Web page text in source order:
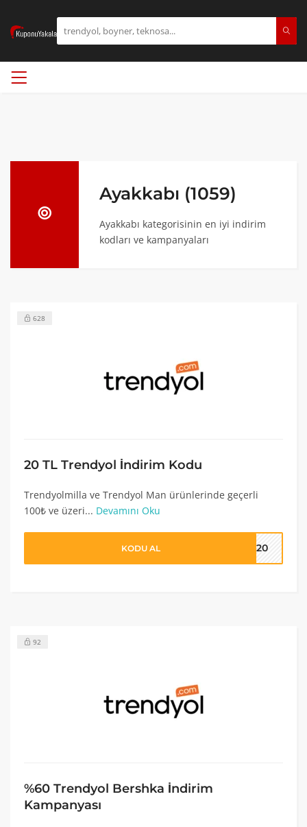
Ayakkabı (1059)
Ayakkabı kategorisinin en iyi indirim
kodları ve kampanyaları
628
20 TL Trendyol İndirim Kodu
Trendyolmilla ve Trendyol Man ürünlerinde geçerli
100₺ ve üzeri... Devamını Oku
KODU AL OL20
92
%60 Trendyol Bershka İndirim
Kampanyası